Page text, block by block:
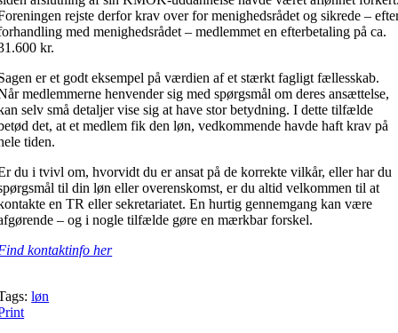
rejste derfor krav over for menighedsrådet og sikrede –
med menighedsrådet – medlemmet en efterbetaling på ca.
kr.
er et godt eksempel på værdien af et stærkt fagligt fællesskab.
medlemmerne henvender sig med spørgsmål om deres ansættelse,
selv små detaljer vise sig at have stor betydning. I dette tilfælde
det, at et medlem fik den løn, vedkommende havde haft krav på
tiden.
du i tvivl om, hvorvidt du er ansat på de korrekte vilkår, eller har du
til din løn eller overenskomst, er du altid velkommen til at
en TR eller sekretariatet. En hurtig gennemgang kan være
– og i nogle tilfælde gøre en mærkbar forskel.
kontaktinfo her
løn